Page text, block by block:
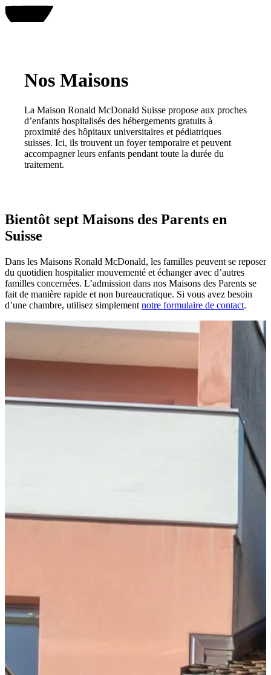
Nos Maisons
La Maison Ronald McDonald Suisse propose aux proches
d’enfants hospitalisés des hébergements gratuits à
proximité des hôpitaux universitaires et pédiatriques
suisses. Ici, ils trouvent un foyer temporaire et peuvent
accompagner leurs enfants pendant toute la durée du
traitement.
Bientôt sept Maisons des Parents en
Suisse
Dans les Maisons Ronald McDonald, les familles peuvent se reposer
du quotidien hospitalier mouvementé et échanger avec d’autres
familles concernées. L’admission dans nos Maisons des Parents se
fait de manière rapide et non bureaucratique. Si vous avez besoin
d’une chambre, utilisez simplement notre formulaire de contact.